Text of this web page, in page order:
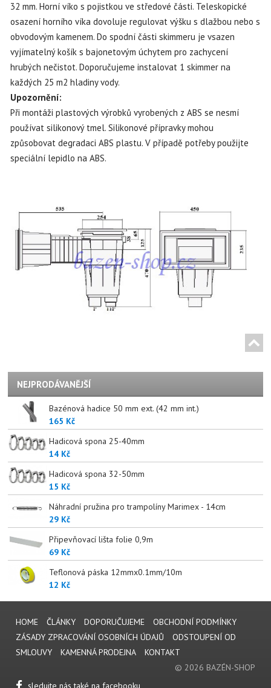
32 mm. Horní víko s pojistkou ve středové části. Teleskopické
osazení horního víka dovoluje regulovat výšku s dlažbou nebo s
obvodovým kamenem. Do spodní části skimmeru je vsazen
vyjímatelný košík s bajonetovým úchytem pro zachycení
hrubých nečistot. Doporučujeme instalovat 1 skimmer na
každých 25 m2 hladiny vody.
Upozornění:
Při montáži plastových výrobků vyrobených z ABS se nesmí
používat silikonový tmel. Silikonové přípravky mohou
způsobovat degradaci ABS plastu. V případě potřeby použijte
speciální lepidlo na ABS.
NEJPRODÁVANĚJŠÍ
Bazénová hadice 50 mm ext. (42 mm int.)
165 Kč
Hadicová spona 25-40mm
14 Kč
Hadicová spona 32-50mm
15 Kč
Náhradní pružina pro trampolíny Marimex - 14cm
29 Kč
Připevňovací lišta folie 0,9m
69 Kč
Teflonová páska 12mmx0.1mm/10m
12 Kč
HOME ČLÁNKY DOPORUČUJEME
OBCHODNÍ PODMÍNKY
ZÁSADY ZPRACOVÁNÍ OSOBNÍCH ÚDAJŮ
ODSTOUPENÍ OD
SMLOUVY
KAMENNÁ PRODEJNA
KONTAKT
© 2026 BAZÉN-SHOP
sledujte nás také na facebooku